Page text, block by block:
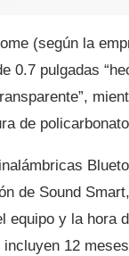
(según la
pulgadas
de
de Sound
equipo y la hora
12